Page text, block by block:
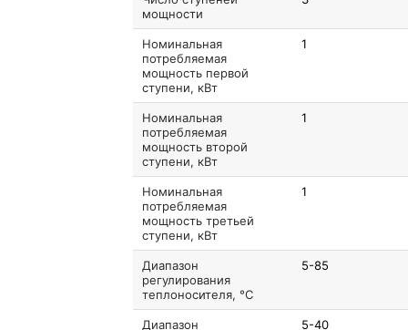
мощности
Номинальная
потребляемая
мощность первой
ступени, кВт
1
Номинальная
потребляемая
мощность второй
ступени, кВт
1
Номинальная
потребляемая
мощность третьей
ступени, кВт
1
Диапазон
регулирования
теплоносителя, °C
5-85
Диапазон
5-40